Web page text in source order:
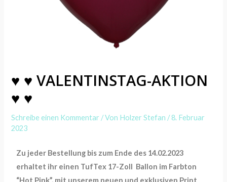
♥ ♥ VALENTINSTAG-AKTION
♥ ♥
Schreibe einen Kommentar / Von Holzer Stefan /8. Februar
2023
Zu jeder Bestellung bis zum Ende des 14.02.2023
erhaltet ihr einen TufTex 17-Zoll Ballon im Farbton
“Hot Pink”, mit unserem neuen und exklusiven Print